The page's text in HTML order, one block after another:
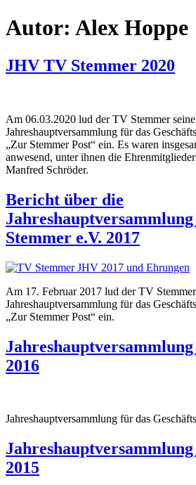
Autor: Alex Hoppe
JHV TV Stemmer 2020
Am 06.03.2020 lud der TV Stemmer
Jahreshauptversammlung für das
„Zur Stemmer Post“ ein. Es waren
anwesend, unter ihnen die
Manfred Schröder.
Bericht über die
Stemmer e.V. 2017
Am 17. Februar 2017 lud der TV
Jahreshauptversammlung für das
„Zur Stemmer Post“ ein.
2016
Jahreshauptversammlung für das
2015